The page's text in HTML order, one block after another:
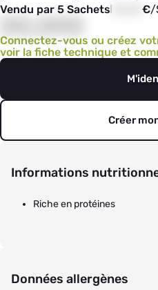
Vendu par 5 Sachets
€/
Connectez-vous ou créez
voir la fiche technique et
Créer
Informations
Riche en protéines
Données allergènes